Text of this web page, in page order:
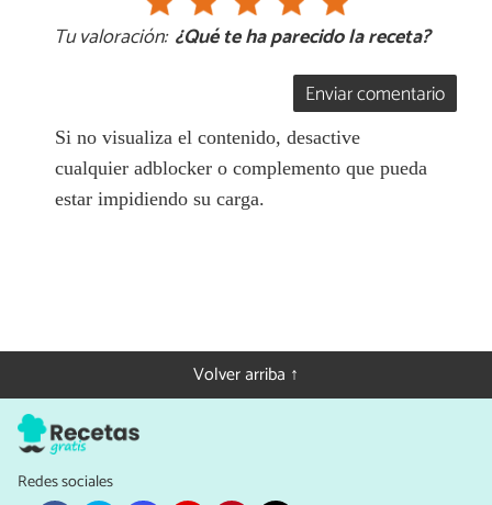
Tu valoración: ¿Qué te ha parecido la receta?
Enviar comentario
Si no visualiza el contenido, desactive
cualquier adblocker o complemento que pueda
estar impidiendo su carga.
Volver arriba ↑
Redes sociales